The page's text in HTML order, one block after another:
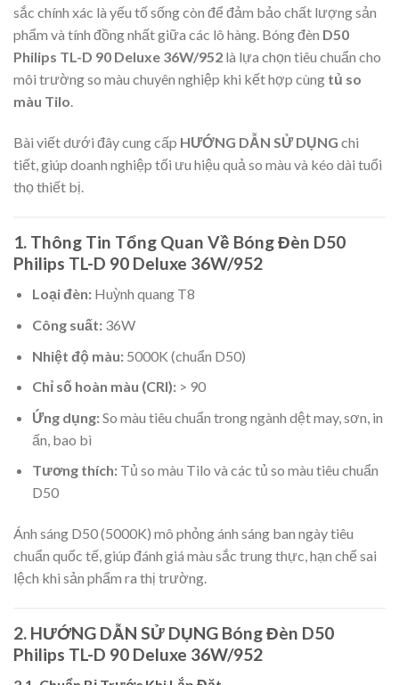
sắc chính xác là yếu tố sống còn để đảm bảo chất lượng sản
phẩm và tính đồng nhất giữa các lô hàng. Bóng đèn D50
Philips TL-D 90 Deluxe 36W/952 là lựa chọn tiêu chuẩn cho
môi trường so màu chuyên nghiệp khi kết hợp cùng tủ so
màu Tilo.
Bài viết dưới đây cung cấp HƯỚNG DẪN SỬ DỤNG chi
tiết, giúp doanh nghiệp tối ưu hiệu quả so màu và kéo dài tuổi
thọ thiết bị.
1. Thông Tin Tổng Quan Về Bóng Đèn D50
Philips TL-D 90 Deluxe 36W/952
Loại đèn:Huỳnh quang T8
Công suất:36W
Nhiệt độ màu:5000K (chuẩn D50)
Chỉ số hoàn màu (CRI):> 90
Ứng dụng:So màu tiêu chuẩn trong ngành dệt may, sơn, in
ấn, bao bì
Tương thích:Tủ so màu Tilo và các tủ so màu tiêu chuẩn
D50
Ánh sáng D50 (5000K) mô phỏng ánh sáng ban ngày tiêu
chuẩn quốc tế, giúp đánh giá màu sắc trung thực, hạn chế sai
lệch khi sản phẩm ra thị trường.
2. HƯỚNG DẪN SỬ DỤNG Bóng Đèn D50
Philips TL-D 90 Deluxe 36W/952